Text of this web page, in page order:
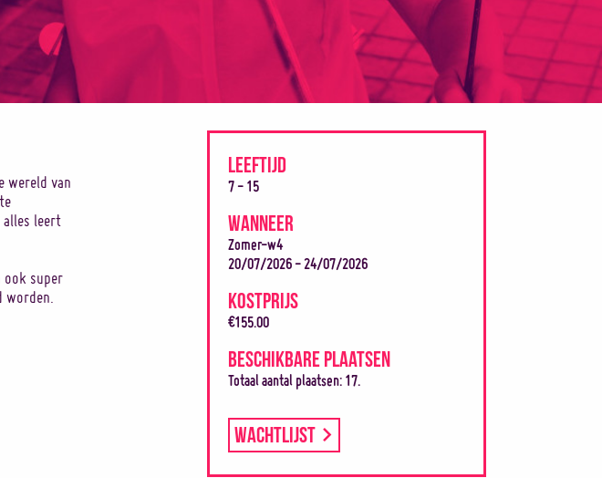
wereld van
leert
ook super
LEEFTIJD
7 - 15
WANNEER
Zomer-w4
20/07/2026 - 24/07/2026
KOSTPRIJS
€155.00
BESCHIKBARE PLAATSEN
Totaal aantal plaatsen: 17.
Wachtlijst